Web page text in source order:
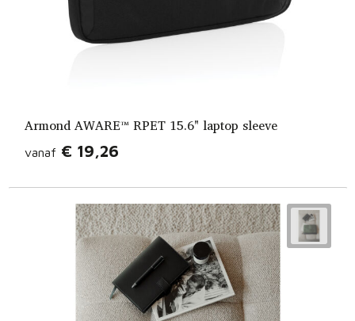
Armond AWARE™ RPET 15.6" laptop sleeve
vanaf € 19,26